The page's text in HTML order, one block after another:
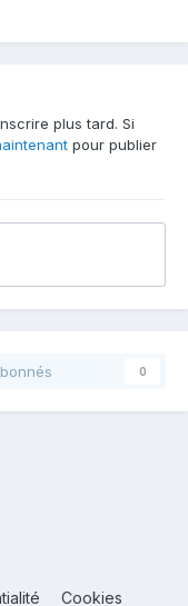
plus tard. Si
pour publier
0
Cookies